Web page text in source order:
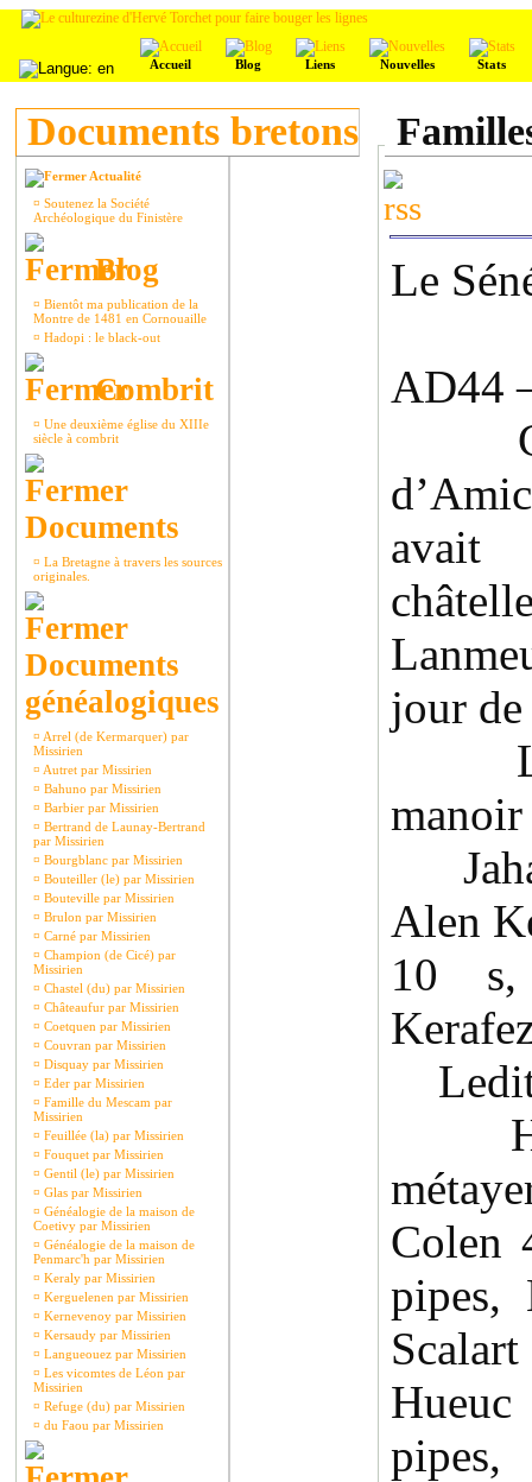
Accueil Blog Liens Nouvelles Stats
Documents bretons
Actualité
¤ Soutenez la Société
Archéologique du Finistère
Blog
¤ Bientôt ma publication de la
Montre de 1481 en Cornouaille
¤ Hadopi : le black-out
Combrit
¤ Une deuxième église du XIIIe
siècle à combrit
Documents
¤ La Bretagne à travers les sources
originales.
Documents
généalogiques
¤ Arrel (de Kermarquer) par
Missirien
¤ Autret par Missirien
¤ Bahuno par Missirien
¤ Barbier par Missirien
¤ Bertrand de Launay-Bertrand
par Missirien
¤ Bourgblanc par Missirien
¤ Bouteiller (le) par Missirien
¤ Bouteville par Missirien
¤ Brulon par Missirien
¤ Carné par Missirien
¤ Champion (de Cicé) par
Missirien
¤ Chastel (du) par Missirien
¤ Châteaufur par Missirien
¤ Coetquen par Missirien
¤ Couvran par Missirien
¤ Disquay par Missirien
¤ Eder par Missirien
¤ Famille du Mescam par
Missirien
¤ Feuillée (la) par Missirien
¤ Fouquet par Missirien
¤ Gentil (le) par Missirien
¤ Glas par Missirien
¤ Généalogie de la maison de
Coetivy par Missirien
¤ Généalogie de la maison de
Penmarc'h par Missirien
¤ Keraly par Missirien
¤ Kerguelenen par Missirien
¤ Kernevenoy par Missirien
¤ Kersaudy par Missirien
¤ Langueouez par Missirien
¤ Les vicomtes de Léon par
Missirien
¤ Refuge (du) par Missirien
¤ du Faou par Missirien
Le
AD44
avait
jour
Les
manoir
Alen
10
Ledit
Colen
pipes,